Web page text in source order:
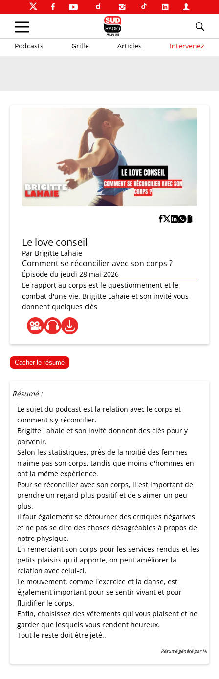
Podcasts Grille Articles Intervenez
Le love conseil
Par Brigitte Lahaie
Comment se réconcilier avec son corps ?
Épisode du jeudi 28 mai 2026
Le rapport au corps est le questionnement et le
combat d'une vie. Brigitte Lahaie et son invité vous
donnent quelques clés
Cacher le résumé
Résumé :
Le sujet du podcast est la relation avec le corps et
comment s'y réconcilier.
Brigitte Lahaie et son invité donnent des clés pour y
parvenir.
Selon les statistiques, près de la moitié des femmes
n'aime pas son corps, tandis que moins d'hommes en
ont la même expérience.
Pour se réconcilier avec son corps, il est important de
prendre un regard plus positif et de s'aimer un peu
plus.
Il faut également se détourner des critiques négatives
et ne pas se dire des choses désagréables à propos de
notre physique.
En remerciant son corps pour les services rendus et les
petits plaisirs qu'il apporte, on peut améliorer la
relation avec celui-ci.
Le mouvement, comme l'exercice et la danse, est
également important pour se sentir vivant et pour
fluidifier le corps.
Enfin, choisissez des vêtements qui vous plaisent et ne
garder que lesquels vous rendent heureux.
Tout le reste doit être jeté..
Résumé généré par IA